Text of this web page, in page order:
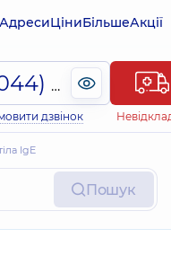
АдресиЦіниБільшеАкції
(044) 495-2-888
дзвінок
IgE
Пошук